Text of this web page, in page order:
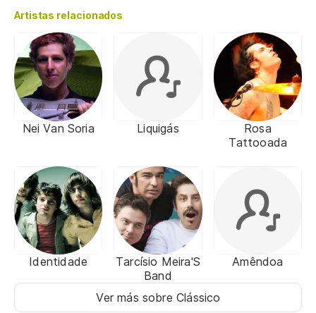
Artistas relacionados
Nei Van Soria Liquigás
Rosa
Tattooada
Identidade
Tarcísio Meira'S
Band
Amêndoa
Ver más sobre Clássico